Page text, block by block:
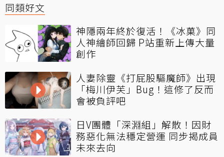
同類好文
神隱兩年終於復活！《冰菓》同
人神繪師回歸 P站重新上傳大量
創作
人妻除靈《打屁股驅魔師》出現
「梅川伊芙」Bug！這修了反而
會被負評吧
日V團體「深淵組」解散！因財
務惡化無法穩定營運 同步揭成員
未來去向